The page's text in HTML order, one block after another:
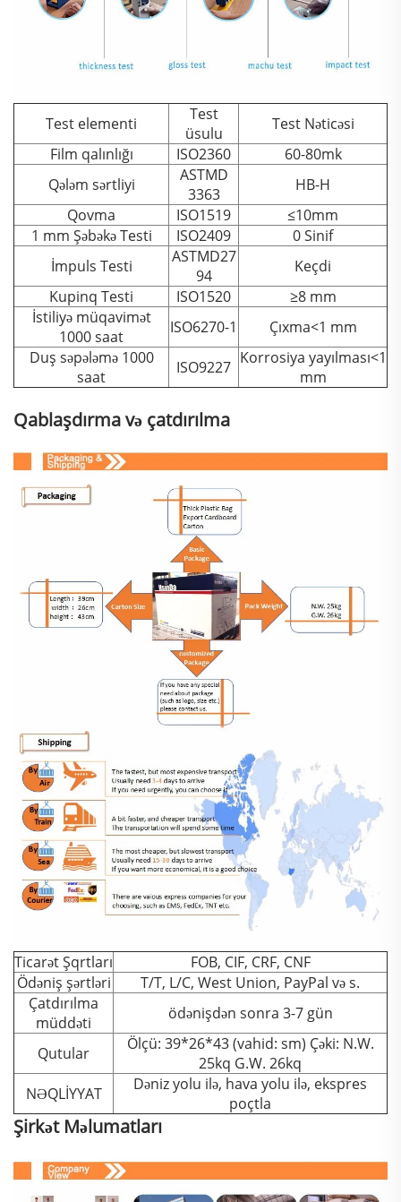
Test elementi
Test
üsulu
Test Nəticəsi
Film qalınlığı
ISO2360
60-80mk
Qələm sərtliyi
ASTMD
3363
HB-H
Qovma
ISO1519
≤10mm
1 mm Şəbəkə Testi
ISO2409
0 Sinif
İmpuls Testi
ASTMD27
94
Keçdi
Kupinq Testi
ISO1520
≥8 mm
İstiliyə müqavimət
1000 saat
ISO6270-1
Çıxma<1 mm
Duş səpələmə 1000
saat
ISO9227 Korrosiya yayılması<1
mm
Qablaşdırma və çatdırılma
Ticarət Şqrtları
FOB, CIF, CRF, CNF
Ödəniş şərtləri
T/T, L/C, West Union, PayPal və s.
Çatdırılma
müddəti
ödənişdən sonra 3-7 gün
Qutular
Ölçü: 39*26*43 (vahid: sm) Çəki: N.W.
25kq G.W. 26kq
NƏQLİYYAT
Dəniz yolu ilə, hava yolu ilə, ekspres
poçtla
Şirkət Məlumatları